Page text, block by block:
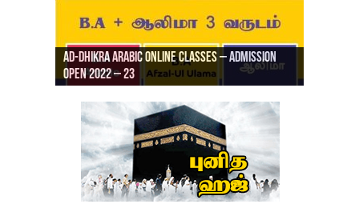
Ad-Dhikra Arabic Online Classes – Admission
Open 2022 – 23
Ad-Dhikra Arabic Online Classes – BA Arabic
AD DHIKRA ARABIC COLLEGE ADMISSION
ரியாத் ஜும்ஆ தமிழாக்கம், Jamia Al Hajiri
Masjid (Kuwait Masjid), Malaz, Riyadh